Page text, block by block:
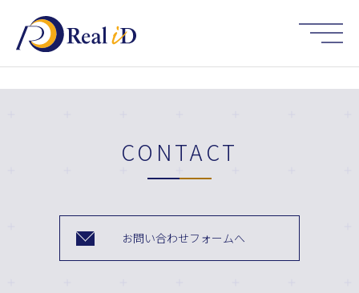
CONTACT
お問い合わせフォームへ